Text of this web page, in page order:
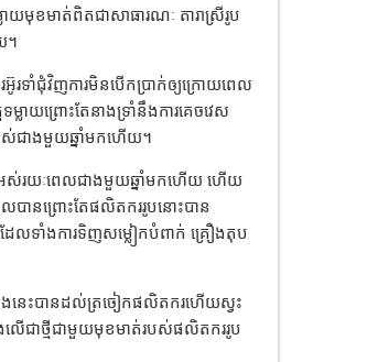
មុខមាត់ពិតជាសាធារណៈ តារាស្រីរូប
។
រទាំជុំវិញការមិនបើកប្រាក់ឲ្យក្រោយពេល
លាយព្រោះតែនាងទ្រាំនឹងការគេចវេស
ជាងមួយឆ្នាំមកហើយ។
អស់រយៈពេលជាងមួយឆ្នាំមកហើយ ហើយ
លបានព្រោះតែផលិតកររូបនោះបាន
ែលទាំងការទិញសម្លៀកបំពាក់ គ្រឿងតុប
នេះបានដល់ត្រចៀកផលិតករហើយស្វះ
លើជាថ្មីជាមួយមុខមាត់របស់ផលិតកររូប